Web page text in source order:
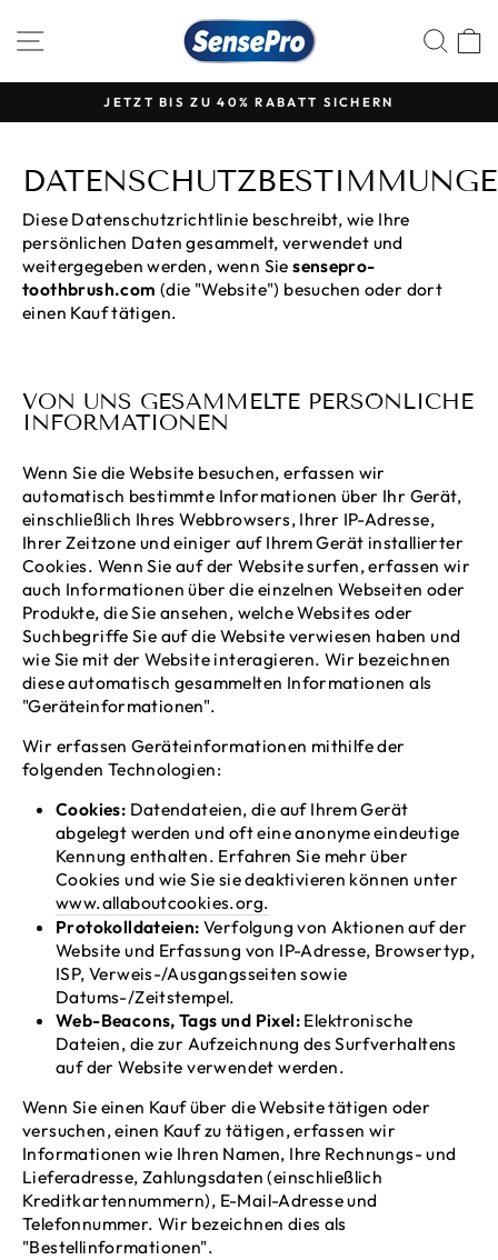
Inhalt
springen
NAVIGATION AUF DER WEBSITE
JETZT BIS ZU 40% RABATT SICHERN
Diese Datenschutzrichtlinie beschreibt, wie Ihre
persönlichen Daten gesammelt, verwendet und
weitergegeben werden, wenn Siesensepro-
toothbrush.com (die "Website") besuchen oder dort
einen Kauf tätigen.
VON UNS GESAMMELTE PERSÖNLICHE
INFORMATIONEN
Wenn Sie die Website besuchen, erfassen wir
automatisch bestimmte Informationen über Ihr Gerät,
einschließlich Ihres Webbrowsers, Ihrer IP-Adresse,
Ihrer Zeitzone und einiger auf Ihrem Gerät installierter
Cookies. Wenn Sie auf der Website surfen, erfassen wir
auch Informationen über die einzelnen Webseiten oder
Produkte, die Sie ansehen, welche Websites oder
Suchbegriffe Sie auf die Website verwiesen haben und
wie Sie mit der Website interagieren. Wir bezeichnen
diese automatisch gesammelten Informationen als
"Geräteinformationen".
Wir erfassen Geräteinformationen mithilfe der
folgenden Technologien:
Cookies: Datendateien, die auf Ihrem Gerät
abgelegt werden und oft eine anonyme eindeutige
Kennung enthalten. Erfahren Sie mehr über
Cookies und wie Sie sie deaktivieren können unter
www.allaboutcookies.org.
Protokolldateien: Verfolgung von Aktionen auf der
Website und Erfassung von IP-Adresse, Browsertyp,
ISP, Verweis-/Ausgangsseiten sowie
Datums-/Zeitstempel.
Web-Beacons, Tags und Pixel:Elektronische
Dateien, die zur Aufzeichnung des Surfverhaltens
auf der Website verwendet werden.
Wenn Sie einen Kauf über die Website tätigen oder
versuchen, einen Kauf zu tätigen, erfassen wir
Informationen wie Ihren Namen, Ihre Rechnungs- und
Lieferadresse, Zahlungsdaten (einschließlich
Kreditkartennummern), E-Mail-Adresse und
Telefonnummer. Wir bezeichnen dies als
"Bestellinformationen".